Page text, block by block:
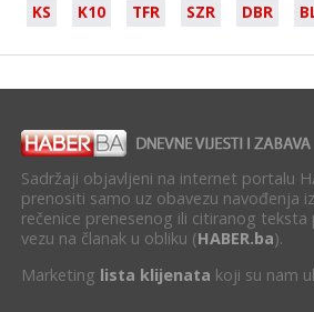
KS
K10 TFR SZR DBR
Sadržaji objavljeni na internet portalu
prenositi samo uz obavezu navođenja
rečenice prenesenog ili citiranog
vezu na članak u obliku (HABER.ba).
Marketing lista klijenata koji su nam